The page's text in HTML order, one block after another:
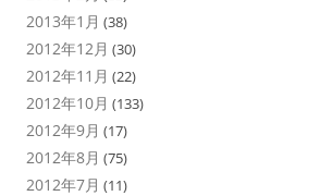
2013年1月 (38)
2012年12月 (30)
2012年11月 (22)
2012年10月 (133)
2012年9月 (17)
2012年8月 (75)
2012年7月 (11)